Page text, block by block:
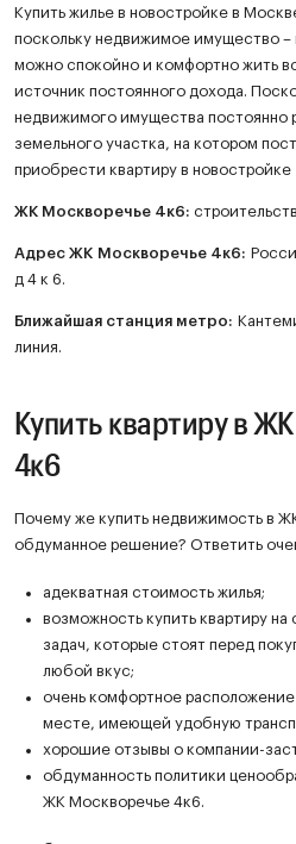
Купить жилье в новостройке в
поскольку недвижимое имущество –
можно спокойно и комфортно жить
источник постоянного дохода.
недвижимого имущества постоянно
земельного участка, на котором
приобрести квартиру в
ЖК Москворечье 4к6:
Адрес ЖК Москворечье 4к6:
д 4 к 6.
Ближайшая станция метро:
линия.
Купить квартиру в
4к6
Почему же купить недвижимость в
обдуманное решение? Ответить
адекватная стоимость жилья;
возможность купить квартиру
задач, которые стоят перед
любой вкус;
очень комфортное
месте, имеющей удобную
хорошие отзывы о компании-
обдуманность политики
ЖК Москворечье 4к6.